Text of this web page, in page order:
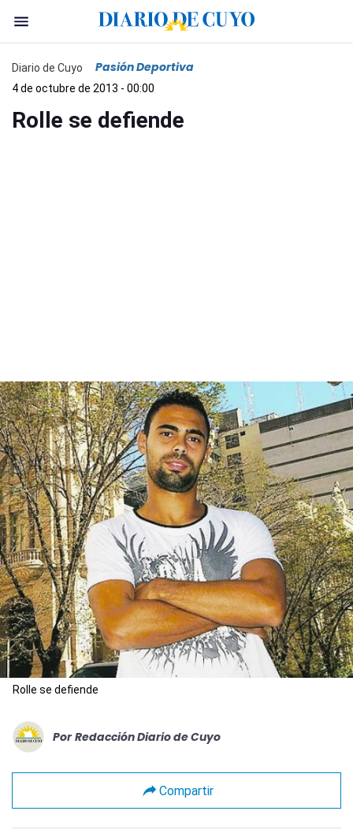
Diario de Cuyo Pasión Deportiva
4 de octubre de 2013 - 00:00
Rolle se defiende
Rolle se defiende
Por Redacción Diario de Cuyo
Compartir